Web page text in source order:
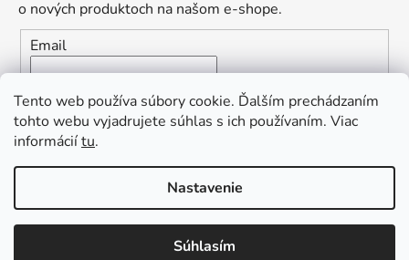
Tento web používa súbory cookie. Ďalším prechádzaním
tohto webu vyjadrujete súhlas s ich používaním. Viac
informáciítu.
Nastavenie
Súhlasím
: Zaplaťte vopred a získajte
o nových produktoch na našom e-shope.
Email
Vložením e-mailu súhlasíte s
podmienkami ochrany
osobných údajov
Vytvoril Shoptet Premium
môžem pomôcť?“